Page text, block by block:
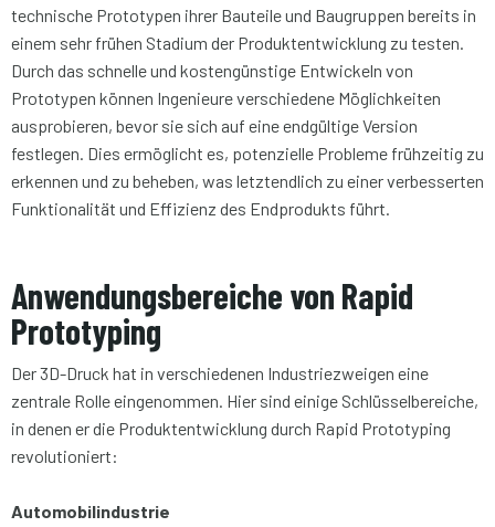
technische Prototypen ihrer Bauteile und Baugruppen bereits in
einem sehr frühen Stadium der Produktentwicklung zu testen.
Durch das schnelle und kostengünstige Entwickeln von
Prototypen können Ingenieure verschiedene Möglichkeiten
ausprobieren, bevor sie sich auf eine endgültige Version
festlegen. Dies ermöglicht es, potenzielle Probleme frühzeitig zu
erkennen und zu beheben, was letztendlich zu einer verbesserten
Funktionalität und Effizienz des Endprodukts führt.
Anwendungsbereiche von Rapid
Prototyping
Der 3D-Druck hat in verschiedenen Industriezweigen eine
zentrale Rolle eingenommen. Hier sind einige Schlüsselbereiche,
in denen er die Produktentwicklung durch Rapid Prototyping
revolutioniert:
Automobilindustrie